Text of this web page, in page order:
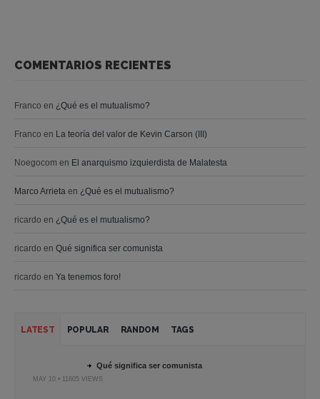
COMENTARIOS RECIENTES
Franco en ¿Qué es el mutualismo?
Franco en La teoría del valor de Kevin Carson (III)
Noegocom en El anarquismo izquierdista de Malatesta
Marco Arrieta en ¿Qué es el mutualismo?
ricardo en ¿Qué es el mutualismo?
ricardo en Qué significa ser comunista
ricardo en Ya tenemos foro!
LATEST POPULAR RANDOM TAGS
Qué significa ser comunista
MAY 10 • 11605 VIEWS